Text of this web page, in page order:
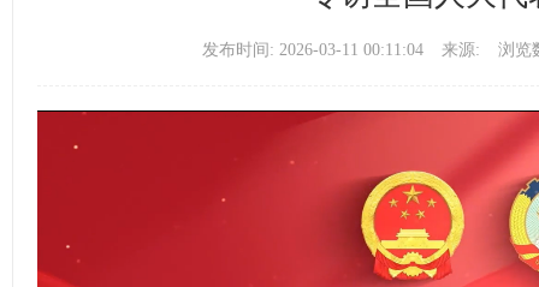
发布时间: 2026-03-11 00:11:04 来源: 浏览